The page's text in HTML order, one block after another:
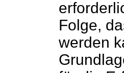
Folge,
werden